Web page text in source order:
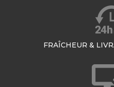
FRAÎCHEUR &